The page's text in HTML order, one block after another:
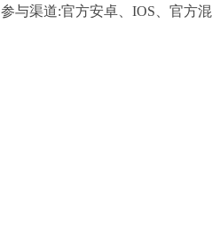
参与渠道:官方安卓、IOS、官方